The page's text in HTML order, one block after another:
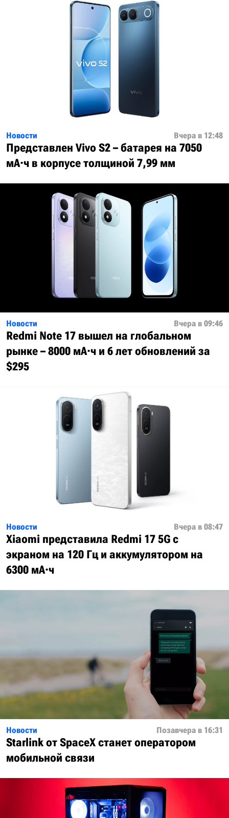
Новости Вчера в 12:48
Представлен Vivo S2 – батарея на 7050
мА·ч в корпусе толщиной 7,99 мм
Новости Вчера в 09:46
Redmi Note 17 вышел на глобальном
рынке – 8000 мА·ч и 6 лет обновлений за
$295
Новости Вчера в 08:47
Xiaomi представила Redmi 17 5G с
экраном на 120 Гц и аккумулятором на
6300 мА·ч
Новости Позавчера в 16:31
Starlink от SpaceX станет оператором
мобильной связи